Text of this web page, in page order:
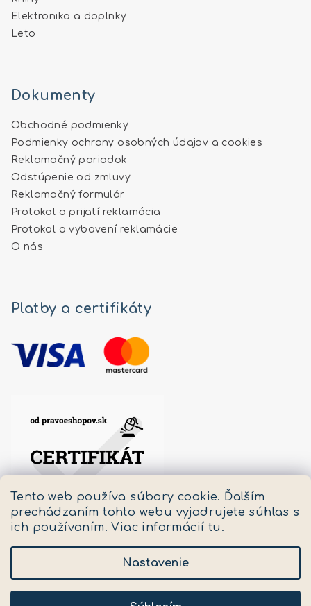
Tento web používa súbory cookie. Ďalším
prechádzaním tohto webu vyjadrujete súhlas s
ich používaním. Viac informácií tu .
Nastavenie
Elektronika a doplnky
Leto
Dokumenty
Obchodné podmienky
Podmienky ochrany osobných údajov a cookies
Reklamačný poriadok
Odstúpenie od zmluvy
Reklamačný formulár
Protokol o prijatí reklamácia
Protokol o vybavení reklamácie
O nás
Platby a certifikáty
Copyright 2026Pastello. Všetky práva vyhradené.
Upraviť nastavenie cookies